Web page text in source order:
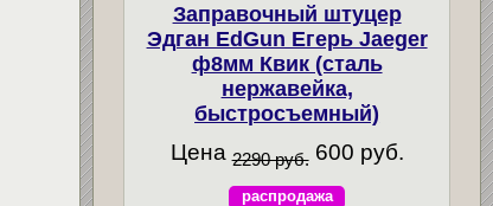
Заправочный штуцер
Эдган EdGun Егерь Jaeger
ф8мм Квик (сталь
нержавейка,
быстросъемный)
Цена 2290 руб. 600 руб.
распродажа